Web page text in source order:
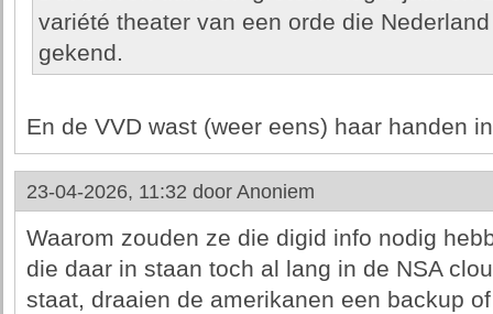
variété theater van een orde die
gekend.
En de VVD wast (weer eens) haar handen
23-04-2026, 11:32 door Anoniem
Waarom zouden ze die digid info nodig
die daar in staan toch al lang in de NSA
staat, draaien de amerikanen een backup